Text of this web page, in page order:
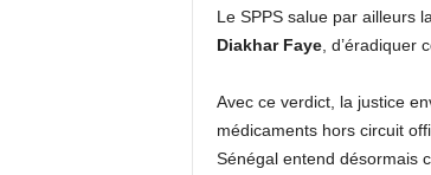
Le SPPS salue par ailleurs
Diakhar Faye, d’éradiquer
Avec ce verdict, la justice
médicaments hors circuit
Sénégal entend désormais